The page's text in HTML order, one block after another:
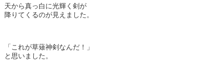
天から真っ白に光輝く剣が
降りてくるのが見えました。
「これが草薙神剣なんだ！」
と思いました。